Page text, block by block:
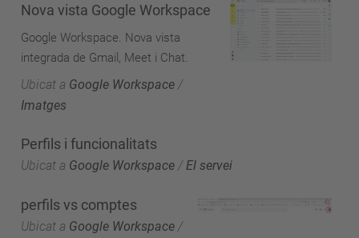
Nova vista Google Workspace
Google Workspace. Nova vista
integrada de Gmail, Meet i Chat.
Ubicat a Google Workspace /
Imatges
Perfils i funcionalitats
Ubicat a Google Workspace /El servei
perfils vs comptes
Ubicat a Google Workspace /